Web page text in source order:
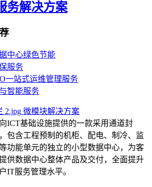
务解决方案
中心绿色节能
服务
一站式运维管理服务
智能服务
微模块解决方案
ICT基础设施提供的一款采用通道封
包含工程预制的机柜、配电、制冷、监
功能单元的独立的小型数据中心，为客
供数据中心整体产品及交付，全面提升
IT服务管理水平。